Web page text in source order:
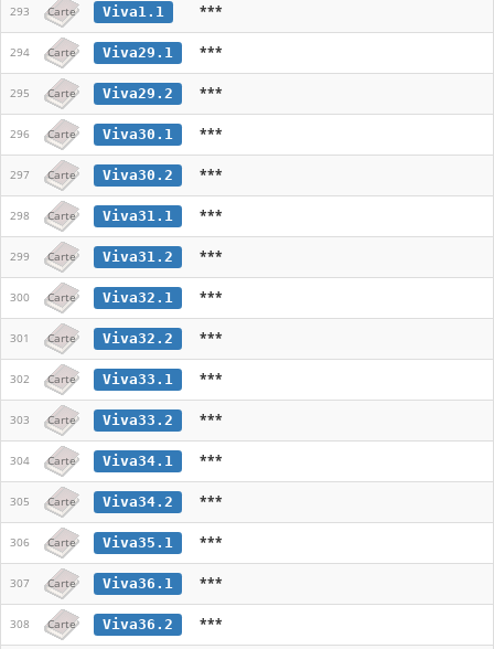
293 Carte Viva1.1 ***
294 Carte Viva29.1 ***
295 Carte Viva29.2 ***
296 Carte Viva30.1 ***
297 Carte Viva30.2 ***
298 Carte Viva31.1 ***
299 Carte Viva31.2 ***
300 Carte Viva32.1 ***
301 Carte Viva32.2 ***
302 Carte Viva33.1 ***
303 Carte Viva33.2 ***
304 Carte Viva34.1 ***
305 Carte Viva34.2 ***
306 Carte Viva35.1 ***
307 Carte Viva36.1 ***
308 Carte Viva36.2 ***